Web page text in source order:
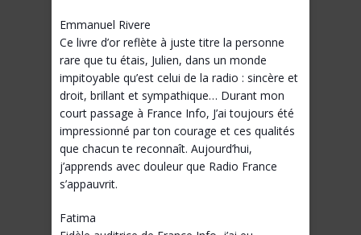
Emmanuel Rivere
Ce livre d’or reflète à juste titre la personne
rare que tu étais, Julien, dans un monde
impitoyable qu’est celui de la radio : sincère et
droit, brillant et sympathique… Durant mon
court passage à France Info, J’ai toujours été
impressionné par ton courage et ces qualités
que chacun te reconnaît. Aujourd’hui,
j’apprends avec douleur que Radio France
s’appauvrit.
Fatima